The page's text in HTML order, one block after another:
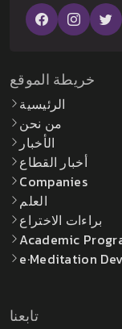
خريطة الموقع
الرئيسية
من نحن
الأخبار
أخبار القطاع
Companies
العلم
براءات الاختراع
Academic
e·Meditation
تابعنا